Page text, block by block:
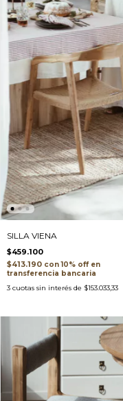
SILLA VIENA
$459.100
$413.190 con
transferencia bancaria
3 cuotas sin interés de $153.033,33